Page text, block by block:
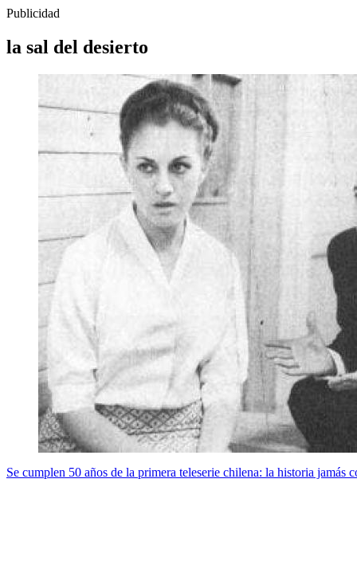
Publicidad
la sal del desierto
Se cumplen 50 años de la primera teleserie chilena: la historia jamás